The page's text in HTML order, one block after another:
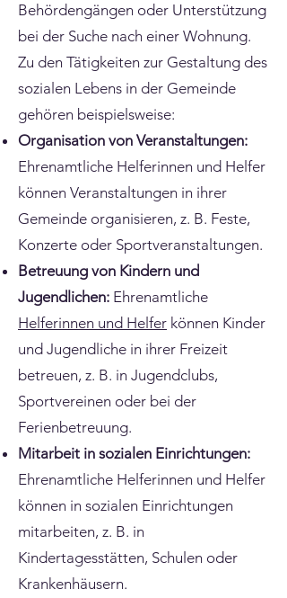
Behördengängen oder Unterstützung
bei der Suche nach einer Wohnung.
Zu den Tätigkeiten zur Gestaltung des
sozialen Lebens in der Gemeinde
gehören beispielsweise:
Organisation von Veranstaltungen:
Ehrenamtliche Helferinnen und Helfer
können Veranstaltungen in ihrer
Gemeinde organisieren, z. B. Feste,
Konzerte oder Sportveranstaltungen.
Betreuung von Kindern und
Jugendlichen: Ehrenamtliche
Helferinnen und Helfer können Kinder
und Jugendliche in ihrer Freizeit
betreuen, z. B. in Jugendclubs,
Sportvereinen oder bei der
Ferienbetreuung.
Mitarbeit in sozialen Einrichtungen:
Ehrenamtliche Helferinnen und Helfer
können in sozialen Einrichtungen
mitarbeiten, z. B. in
Kindertagesstätten, Schulen oder
Krankenhäusern.